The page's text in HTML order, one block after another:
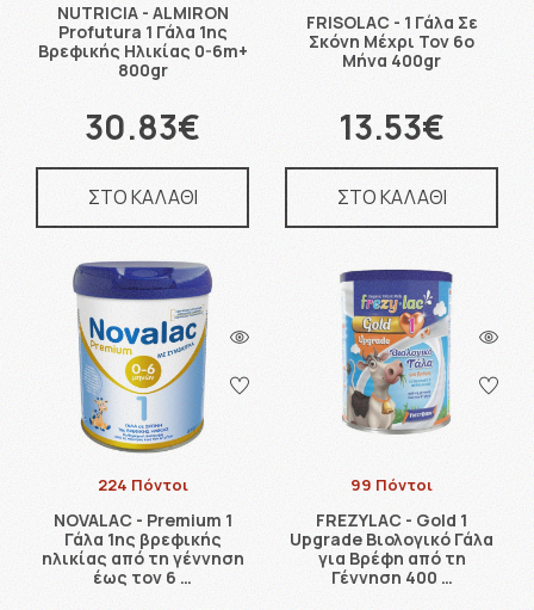
NUTRICIA - ALMIRON
Profutura 1 Γάλα 1ης
Βρεφικής Ηλικίας 0-6m+
800gr
30.83€
ΣΤΟ ΚΑΛΑΘΙ
FRISOLAC - 1 Γάλα Σε
Σκόνη Μέχρι Τον 6ο
Μήνα 400gr
13.53€
ΣΤΟ ΚΑΛΑΘΙ
224 Πόντοι
NOVALAC - Premium 1
Γάλα 1ης βρεφικής
ηλικίας από τη γέννηση
έως τον 6 …
99 Πόντοι
FREZYLAC - Gold 1
Upgrade Βιολογικό Γάλα
για Βρέφη από τη
Γέννηση 400 …